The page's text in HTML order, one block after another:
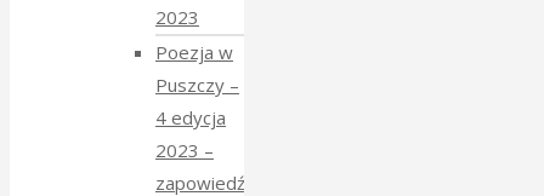
2023
Poezja w
Puszczy –
4 edycja
2023 –
zapowiedź